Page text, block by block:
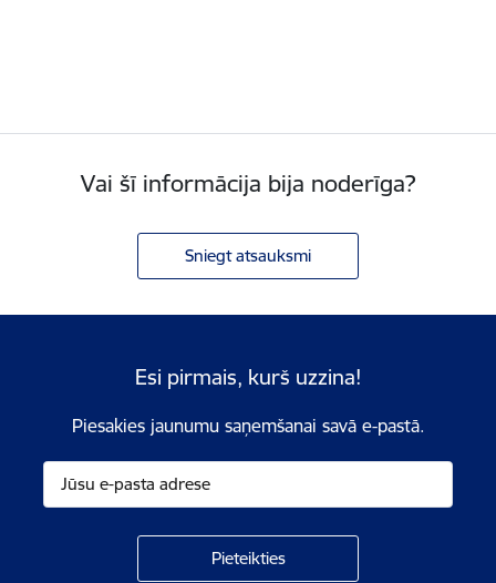
Vai šī informācija bija noderīga?
Sniegt atsauksmi
Esi pirmais, kurš uzzina!
Piesakies jaunumu saņemšanai savā e-pastā.